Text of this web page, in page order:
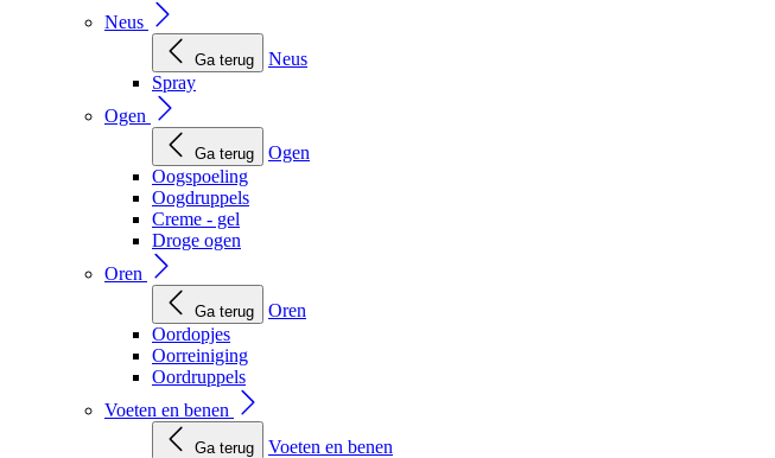
Neus
Ga terug
Neus
Spray
Ogen
Ga terug
Ogen
Oogspoeling
Oogdruppels
Creme - gel
Droge ogen
Oren
Ga terug
Oren
Oordopjes
Oorreiniging
Oordruppels
Voeten en benen
Ga terug
Voeten en benen